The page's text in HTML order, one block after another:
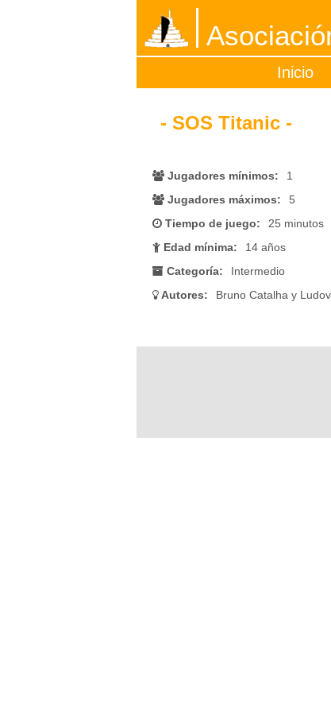
Inicio
- SOS Titanic -
Jugadores mínimos:
1
Jugadores máximos:
5
Tiempo de juego:
25 minutos
Edad mínima:
14 años
Categoría:
Intermedio
Autores:
Bruno Catalha y